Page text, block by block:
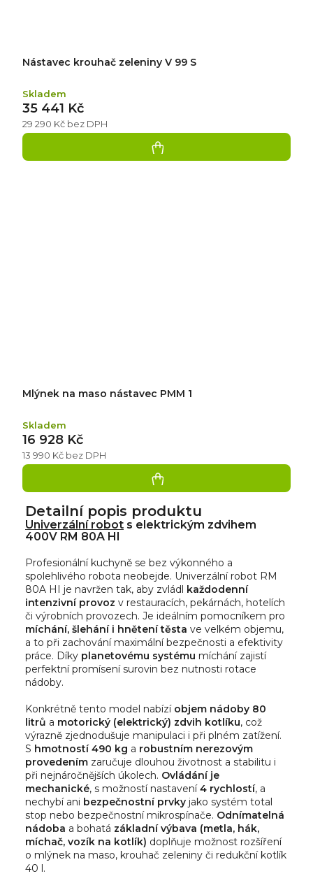
Nástavec krouhač zeleniny V 99 S
Skladem
29 290 Kč bez DPH
35 441 Kč
Mlýnek na maso nástavec PMM 1
Skladem
13 990 Kč bez DPH
16 928 Kč
Detailní popis produktu
Univerzální robot s elektrickým zdvihem
400V RM 80A HI
Profesionální kuchyně se bez výkonného a
spolehlivého robota neobejde. Univerzální robot RM
80A HI je navržen tak, aby zvládl
každodenní
intenzivní provoz v restauracích, pekárnách, hotelích
či výrobních provozech. Je ideálním pomocníkem pro
míchání, šlehání i hnětení těsta ve velkém objemu,
a to při zachování maximální bezpečnosti a efektivity
práce. Díky planetovému systému míchání zajistí
perfektní promísení surovin bez nutnosti rotace
nádoby.
Konkrétně tento model nabízí objem nádoby 80
litrů a motorický (elektrický) zdvih kotlíku, což
výrazně zjednodušuje manipulaci i při plném zatížení.
S hmotností 490 kg a robustním nerezovým
provedením zaručuje dlouhou životnost a stabilitu i
při nejnáročnějších úkolech. Ovládání je
mechanické, s možností nastavení4 rychlostí, a
nechybí ani bezpečnostní prvky jako systém total
stop nebo bezpečnostní mikrospínače. Odnímatelná
nádoba a bohatá základní výbava (metla, hák,
míchač, vozík na kotlík) doplňuje možnost rozšíření
o mlýnek na maso, krouhač zeleniny či redukční kotlík
40 l.